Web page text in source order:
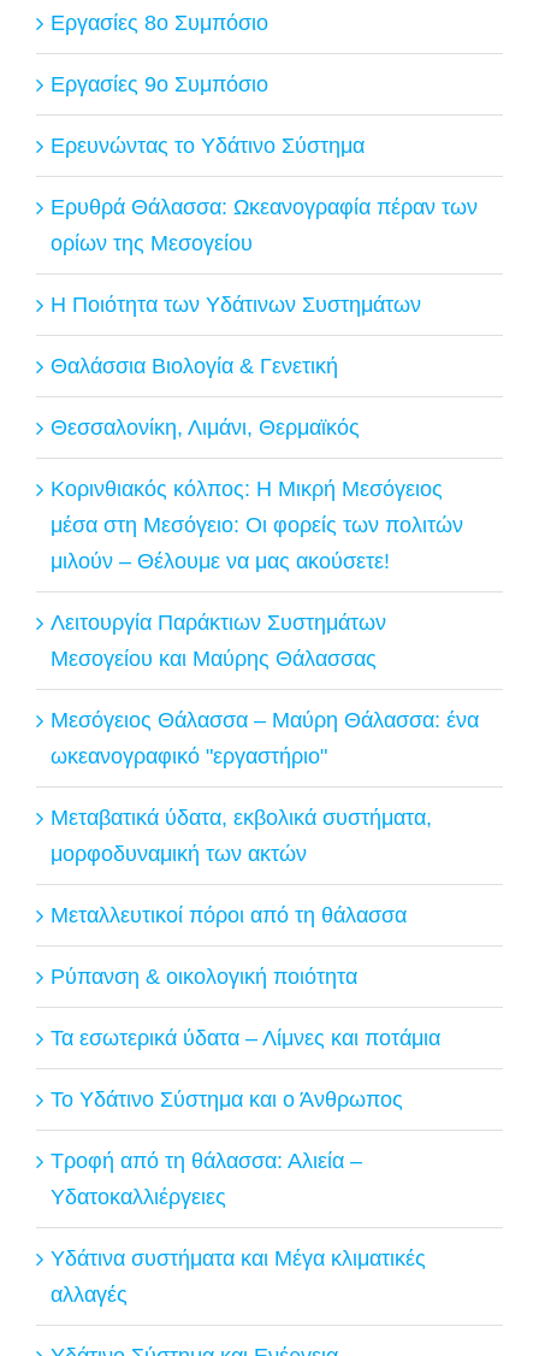
Εργασίες 8ο Συμπόσιο
Εργασίες 9ο Συμπόσιο
Ερευνώντας το Υδάτινο Σύστημα
Ερυθρά Θάλασσα: Ωκεανογραφία πέραν των
ορίων της Μεσογείου
Η Ποιότητα των Υδάτινων Συστημάτων
Θαλάσσια Βιολογία & Γενετική
Θεσσαλονίκη, Λιμάνι, Θερμαϊκός
Κορινθιακός κόλπος: Η Μικρή Μεσόγειος
μέσα στη Μεσόγειο: Οι φορείς των πολιτών
μιλούν – Θέλουμε να μας ακούσετε!
Λειτουργία Παράκτιων Συστημάτων
Μεσογείου και Μαύρης Θάλασσας
Μεσόγειος Θάλασσα – Μαύρη Θάλασσα: ένα
ωκεανογραφικό "εργαστήριο"
Μεταβατικά ύδατα, εκβολικά συστήματα,
μορφοδυναμική των ακτών
Μεταλλευτικοί πόροι από τη θάλασσα
Ρύπανση & οικολογική ποιότητα
Τα εσωτερικά ύδατα – Λίμνες και ποτάμια
Το Υδάτινο Σύστημα και ο Άνθρωπος
Τροφή από τη θάλασσα: Αλιεία –
Υδατοκαλλιέργειες
Υδάτινα συστήματα και Μέγα κλιματικές
αλλαγές